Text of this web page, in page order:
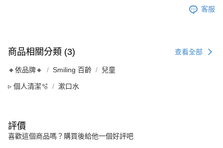
客服
商品相關分類 (3) 查看全部
🔸依品牌🔸 Smiling 百齡 兒童
▹ 個人清潔🫧 漱口水
評價
喜歡這個商品嗎？購買後給他一個好評吧